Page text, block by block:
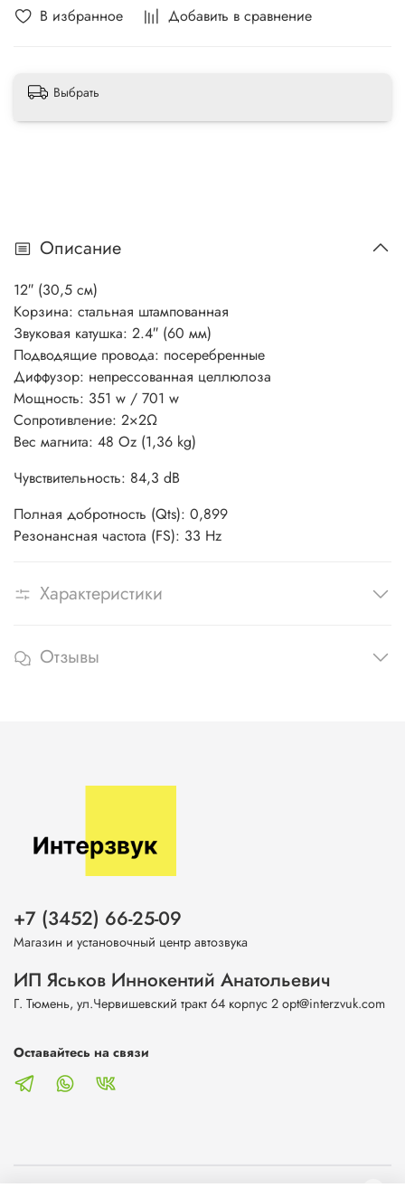
В избранное Добавить в сравнение
Выбрать
Описание
12″ (30,5 см)
Корзина: стальная штампованная
Звуковая катушка: 2.4″ (60 мм)
Подводящие провода: посеребренные
Диффузор: непресcованная целлюлоза
Мощность: 351 w / 701 w
Сопротивление: 2×2Ω
Вес магнита: 48 Oz (1,36 kg)
Чувствительность: 84,3 dB
Полная добротность (Qts): 0,899
Резонансная частота (FS): 33 Hz
Характеристики
Отзывы
+7 (3452) 66-25-09
Магазин и установочный центр автозвука
ИП Яськов Иннокентий Анатольевич
Г. Тюмень, ул.Червишевский тракт 64 корпус 2 opt@interzvuk.com
Оставайтесь на связи